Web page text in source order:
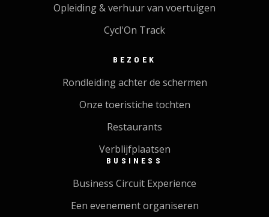
Opleiding & verhuur van voertuigen
Cycl'On Track
BEZOEK
Rondleiding achter de schermen
Onze toeristiche tochten
Restaurants
Verblijfplaatsen
BUSINESS
Business Circuit Experience
Een evenement organiseren